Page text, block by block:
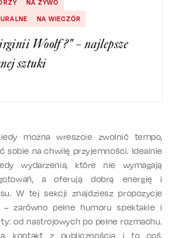
NA ŻYWO
NA WIECZÓR
Woolf?" – najlepsze
sztuki
można wreszcie zwolnić tempo,
sobie na chwilę przyjemności. Idealnie
wydarzenia, które nie wymagają
a oferują dobrą energię i
W tej sekcji znajdziesz propozycje
zarówno pełne humoru spektakle i
od nastrojowych po pełne rozmachu.
kontakt z publicznością i to coś,